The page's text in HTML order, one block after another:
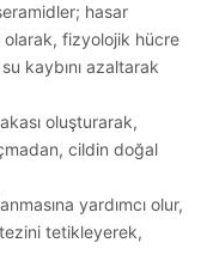
hasar
olarak, fizyolojik hücre
kaybını azaltarak
oluşturarak,
cildin doğal
yardımcı olur,
tetikleyerek,